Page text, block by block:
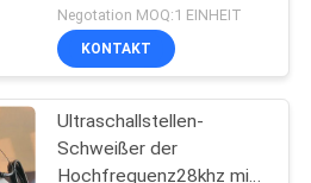
Negotation MOQ:1 EINHEIT
KONTAKT
Ultraschallstellen-
Schweißer der
Hochfrequenz28khz mit